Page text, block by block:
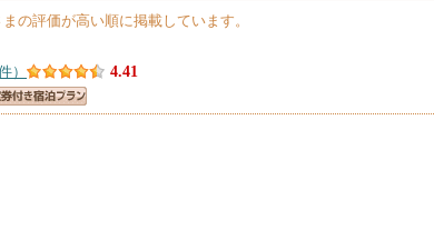
の評価が高い順に掲載しています。
） 4.41